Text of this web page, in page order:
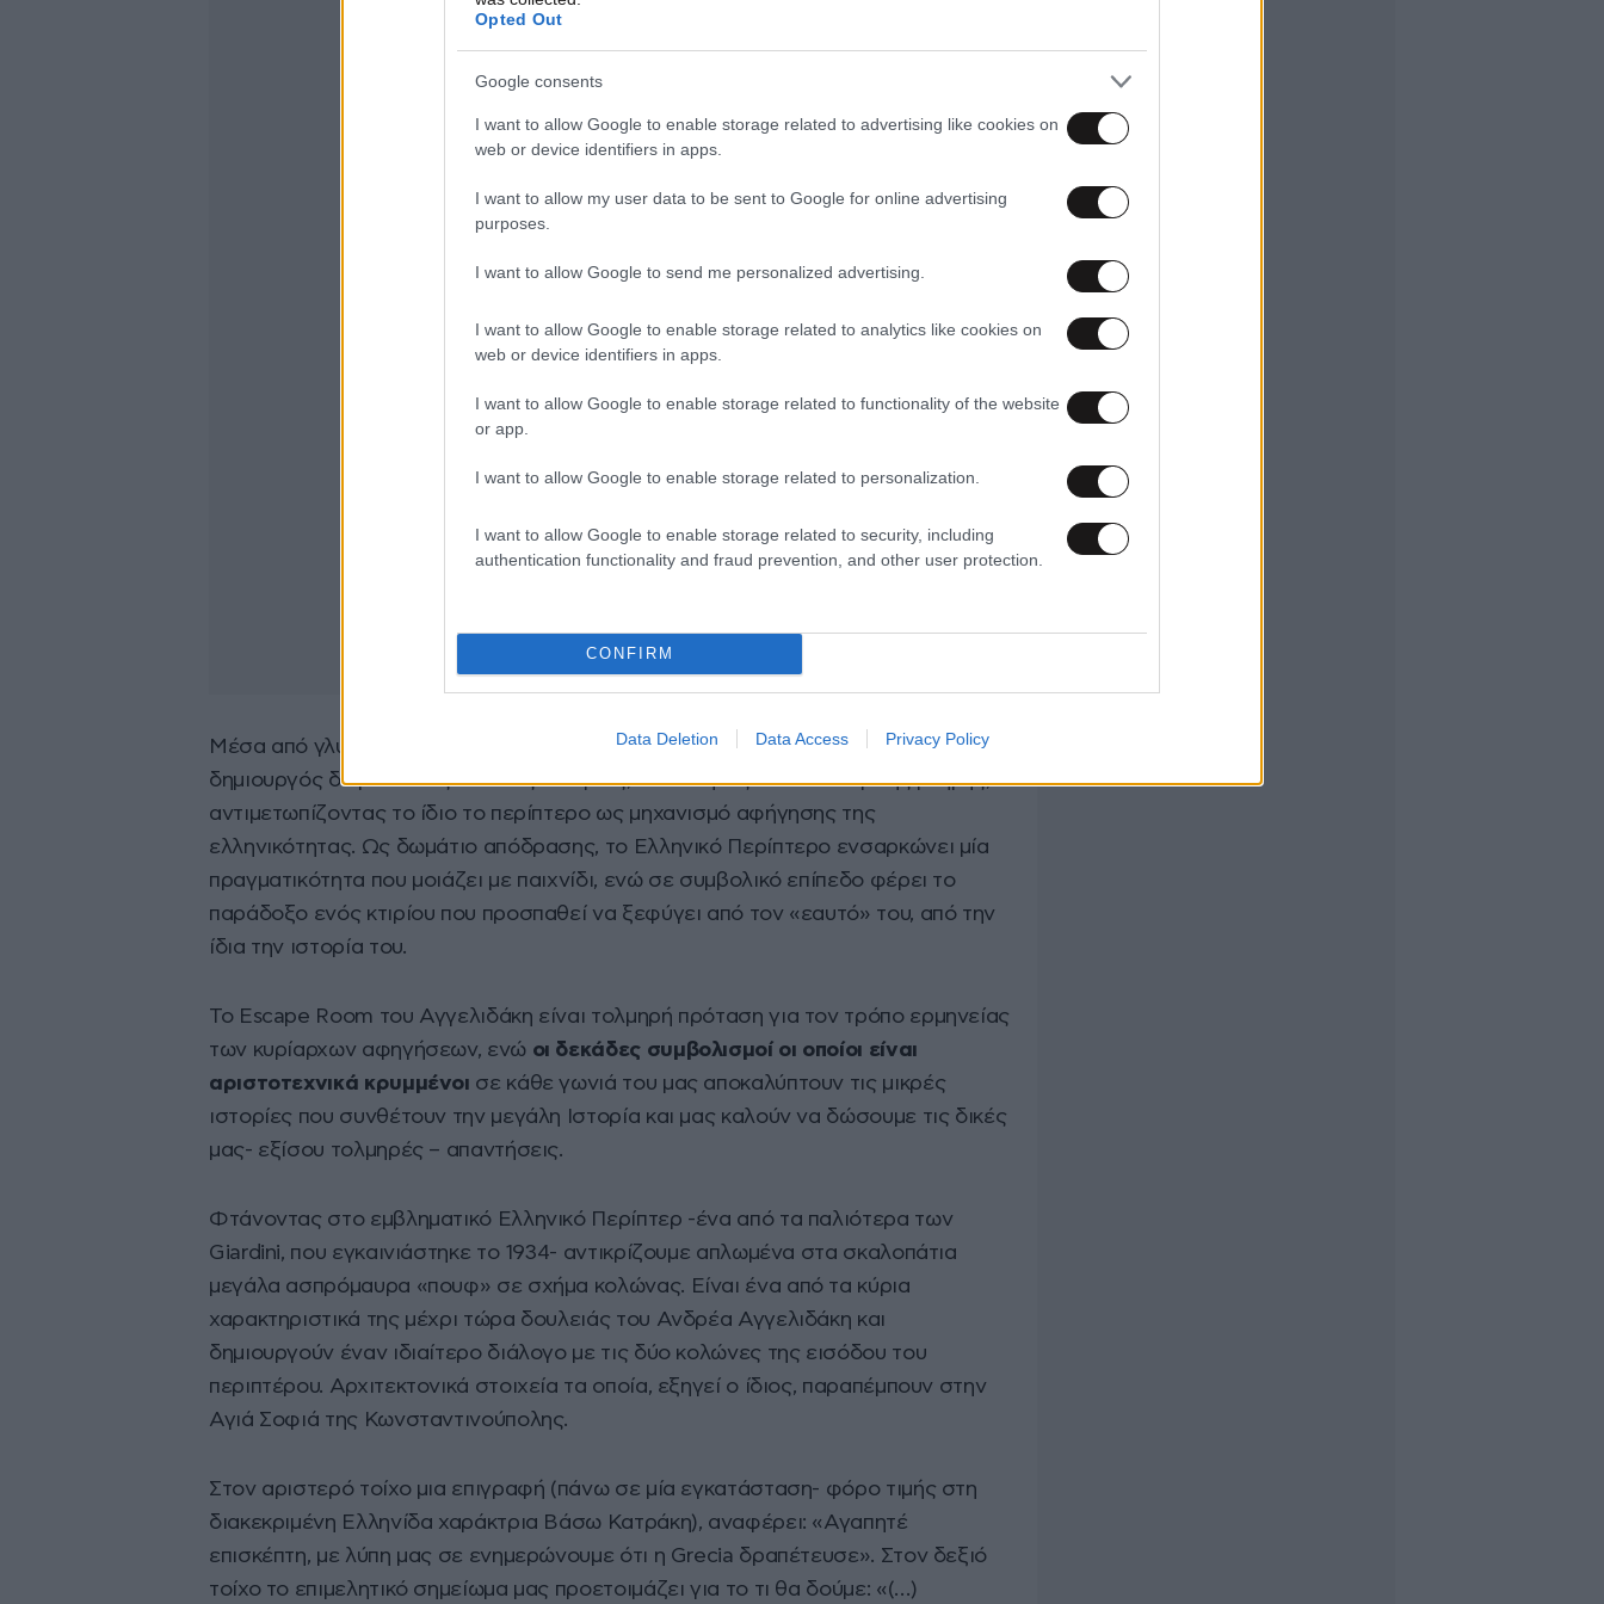
Opted Out
Google consents
I want to allow Google to enable storage related to advertising like cookies on
web or device identifiers in apps.
I want to allow my user data to be sent to Google for online advertising
purposes.
I want to allow Google to send me personalized advertising.
I want to allow Google to enable storage related to analytics like cookies on
web or device identifiers in apps.
I want to allow Google to enable storage related to functionality of the website
or app.
I want to allow Google to enable storage related to personalization.
I want to allow Google to enable storage related to security, including
authentication functionality and fraud prevention, and other user protection.
CONFIRM
Data Deletion Data Access Privacy Policy
Μέσα από γλυπτικές εγκαταστάσεις και αφηγηματικές μετατοπίσεις, ο διεθνής
δημιουργός διερευνά τις σχέσεις ιστορίας, ταυτότητας και πολιτισμικής μνήμης,
αντιμετωπίζοντας το ίδιο το περίπτερο ως μηχανισμό αφήγησης της
ελληνικότητας. Ως δωμάτιο απόδρασης, το Ελληνικό Περίπτερο ενσαρκώνει μία
πραγματικότητα που μοιάζει με παιχνίδι, ενώ σε συμβολικό επίπεδο φέρει το
παράδοξο ενός κτιρίου που προσπαθεί να ξεφύγει από τον «εαυτό» του, από την
ίδια την ιστορία του.
Το Escape Room του Αγγελιδάκη είναι τολμηρή πρόταση για τον τρόπο ερμηνείας
των κυρίαρχων αφηγήσεων, ενώ οι δεκάδες συμβολισμοί οι οποίοι είναι
αριστοτεχνικά κρυμμένοι σε κάθε γωνιά του μας αποκαλύπτουν τις μικρές
ιστορίες που συνθέτουν την μεγάλη Ιστορία και μας καλούν να δώσουμε τις δικές
μας- εξίσου τολμηρές – απαντήσεις.
Φτάνοντας στο εμβληματικό Ελληνικό Περίπτερ -ένα από τα παλιότερα των
Giardini, που εγκαινιάστηκε το 1934- αντικρίζουμε απλωμένα στα σκαλοπάτια
μεγάλα ασπρόμαυρα «πουφ» σε σχήμα κολώνας. Είναι ένα από τα κύρια
χαρακτηριστικά της μέχρι τώρα δουλειάς του Ανδρέα Αγγελιδάκη και
δημιουργούν έναν ιδιαίτερο διάλογο με τις δύο κολώνες της εισόδου του
περιπτέρου. Αρχιτεκτονικά στοιχεία τα οποία, εξηγεί ο ίδιος, παραπέμπουν στην
Αγιά Σοφιά της Κωνσταντινούπολης.
Στον αριστερό τοίχο μια επιγραφή (πάνω σε μία εγκατάσταση- φόρο τιμής στη
διακεκριμένη Ελληνίδα χαράκτρια Βάσω Κατράκη), αναφέρει: «Αγαπητέ
επισκέπτη, με λύπη μας σε ενημερώνουμε ότι η Grecia δραπέτευσε». Στον δεξιό
τοίχο το επιμελητικό σημείωμα μας προετοιμάζει για το τι θα δούμε: «(…)